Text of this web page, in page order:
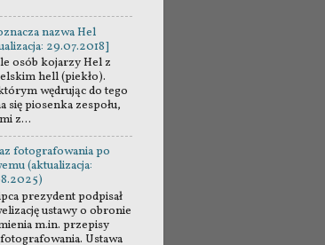
nazwa Hel
29.07.2018]
osób kojarzy Hel z
hell (piekło).
wędrując do tego
się piosenka zespołu,
z...
fotografowania po
(aktualizacja:
prezydent podpisał
ustawy o obronie
m.in. przepisy
Ustawa